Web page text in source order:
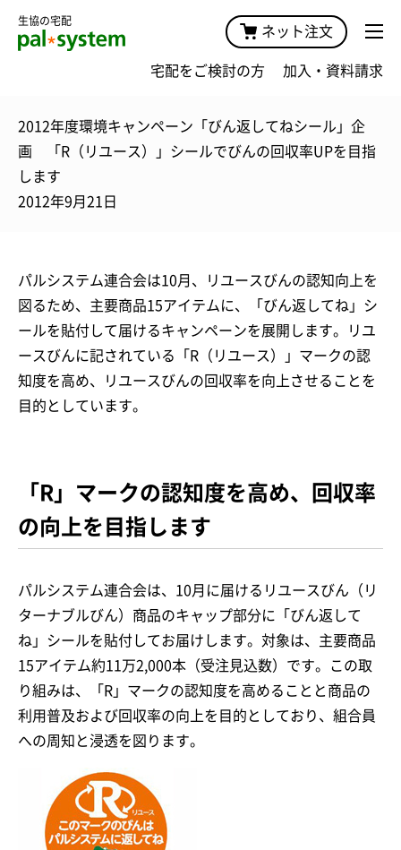
生協の宅配
ネット注文
宅配をご検討の方 加入・資料請求
2012年度環境キャンペーン「びん返してねシール」企
画 「R（リユース）」シールでびんの回収率UPを目指
します
2012年9月21日
パルシステム連合会は10月、リユースびんの認知向上を
図るため、主要商品15アイテムに、「びん返してね」シ
ールを貼付して届けるキャンペーンを展開します。リユ
ースびんに記されている「R（リユース）」マークの認
知度を高め、リユースびんの回収率を向上させることを
目的としています。
「R」マークの認知度を高め、回収率
の向上を目指します
パルシステム連合会は、10月に届けるリユースびん（リ
ターナブルびん）商品のキャップ部分に「びん返して
ね」シールを貼付してお届けします。対象は、主要商品
15アイテム約11万2,000本（受注見込数）です。この取
り組みは、「R」マークの認知度を高めることと商品の
利用普及および回収率の向上を目的としており、組合員
への周知と浸透を図ります。